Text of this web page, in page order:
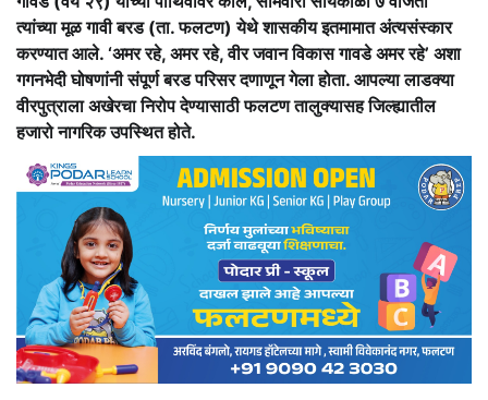
त्यांच्या मूळ गावी बरड (ता. फलटण) येथे शासकीय इतमामात अंत्यसंस्कार
करण्यात आले. ‘अमर रहे, अमर रहे, वीर जवान विकास गावडे अमर रहे’ अशा
गगनभेदी घोषणांनी संपूर्ण बरड परिसर दणाणून गेला होता. आपल्या लाडक्या
वीरपुत्राला अखेरचा निरोप देण्यासाठी फलटण तालुक्यासह जिल्ह्यातील
हजारो नागरिक उपस्थित होते.